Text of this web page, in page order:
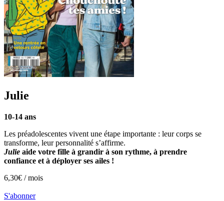
Julie
10-14 ans
Les préadolescentes vivent une étape importante : leur corps se
transforme, leur personnalité s’affirme.
Julie aide votre fille à grandir à son rythme, à prendre
confiance et à déployer ses ailes !
6,30€ /mois
S'abonner